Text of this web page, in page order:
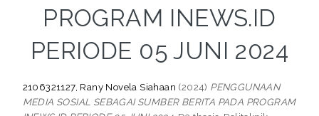
PROGRAM INEWS.ID
PERIODE 05 JUNI 2024
2106321127, Rany Novela Siahaan (2024) PENGGUNAAN
MEDIA SOSIAL SEBAGAI SUMBER BERITA PADA PROGRAM